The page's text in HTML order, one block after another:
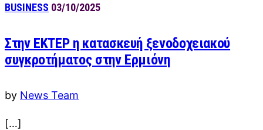
BUSINESS 03/10/2025
Στην ΕΚΤΕΡ η κατασκευή ξενοδοχειακού
συγκροτήματος στην Ερμιόνη
by News Team
[…]